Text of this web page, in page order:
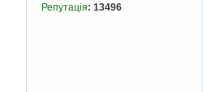
Репутація: 13496